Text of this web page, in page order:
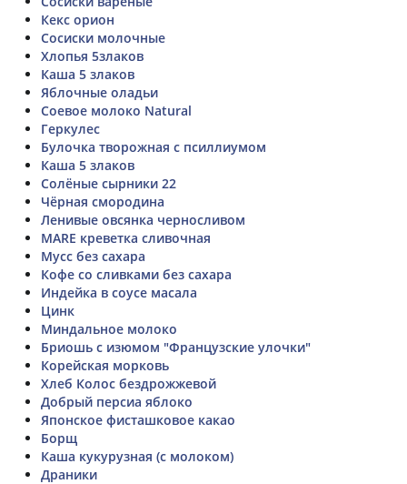
Кекс орион
Сосиски молочные
Хлопья 5злаков
Каша 5 злаков
Яблочные оладьи
Соевое молоко Natural
Геркулес
Булочка творожная с псиллиумом
Каша 5 злаков
Солёные сырники 22
Чёрная смородина
Ленивые овсянка черносливом
MARE креветка сливочная
Мусс без сахара
Кофе со сливками без сахара
Индейка в соусе масала
Цинк
Миндальное молоко
Бриошь с изюмом "Французские улочки"
Корейская морковь
Хлеб Колос бездрожжевой
Добрый персиа яблоко
Японское фисташковое какао
Борщ
Каша кукурузная (с молоком)
Драники